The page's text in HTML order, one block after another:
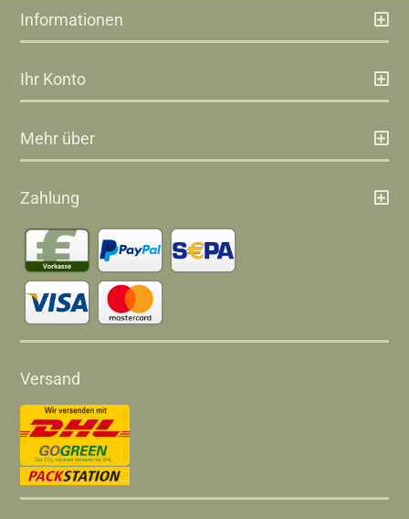
Informationen
Ihr Konto
Mehr über
Zahlung
Versand